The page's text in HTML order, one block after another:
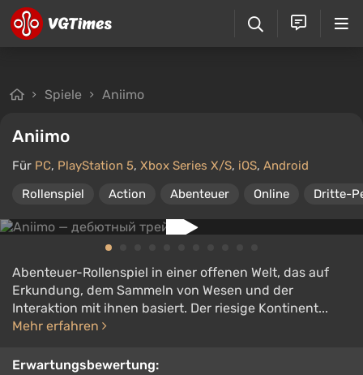
Spiele Aniimo
Aniimo
Für PC, PlayStation 5, Xbox Series X/S, iOS, Android
Rollenspiel
Action Abenteuer Online Dritte-
Abenteuer-Rollenspiel in einer offenen Welt, das auf
Erkundung, dem Sammeln von Wesen und der
Interaktion mit ihnen basiert. Der riesige Kontinent...
Mehr erfahren
Erwartungsbewertung: